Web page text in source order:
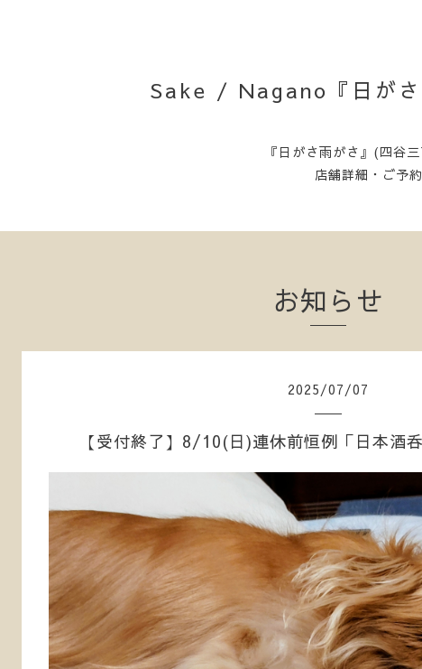
Sake / Nagano『日がさ
『日がさ雨がさ』(四谷
店舗詳細・ご予
お知らせ
2025/07/07
【受付終了】8/10(日)連休前恒例「日本酒